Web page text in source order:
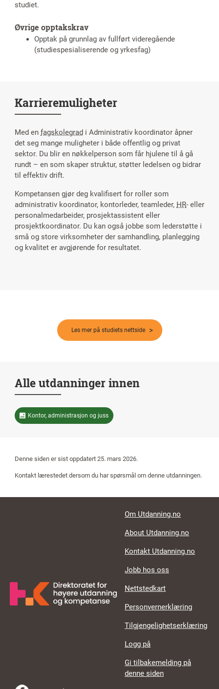
studiet.
Øvrige opptakskrav
Opptak på grunnlag av fullført videregående
(studiespesialiserende og yrkesfag)
Karrieremuligheter
Med en fagskolegrad i Administrativ koordinator åpner
det seg mange muligheter i både offentlig og privat
sektor. Du blir en nøkkelperson som får hjulene til å gå
rundt – en som skaper struktur, støtter ledelsen og bidrar
til effektiv drift.
Kompetansen gjør deg kvalifisert for roller som
administrativ koordinator, kontorleder, teamleder, HR- eller
personalmedarbeider, prosjektassistent eller
prosjektkoordinator. Du kan også jobbe som lederstøtte i
små og store virksomheter der samhandling, planlegging
og kvalitet er avgjørende for resultatet.
Les mer på studiets nettside
Alle utdanninger innen
Kontor, administrasjon og juss
Denne siden er sist oppdatert 25. mars 2026.
Kontakt lærestedet dersom du har spørsmål om denne utdanningen.
Footer links
Om Utdanning.no
About Utdanning.no
Kontakt Utdanning.no
Jobb hos oss
Nettstedkart
Personvernerklæring
Tilgjengelighetserklæring
Logg på
Gi tilbakemelding på
denne siden